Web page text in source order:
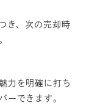
き、次の売却時
力を明確に打ち
ーできます。